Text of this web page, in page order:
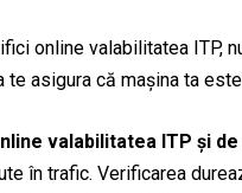
online valabilitatea ITP,
te asigura că mașina ta
valabilitatea ITP și
în trafic. Verificarea